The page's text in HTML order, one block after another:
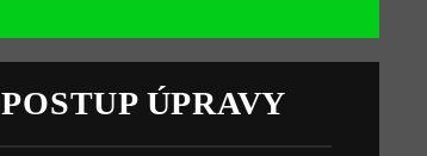
POSTUP ÚPRAVY